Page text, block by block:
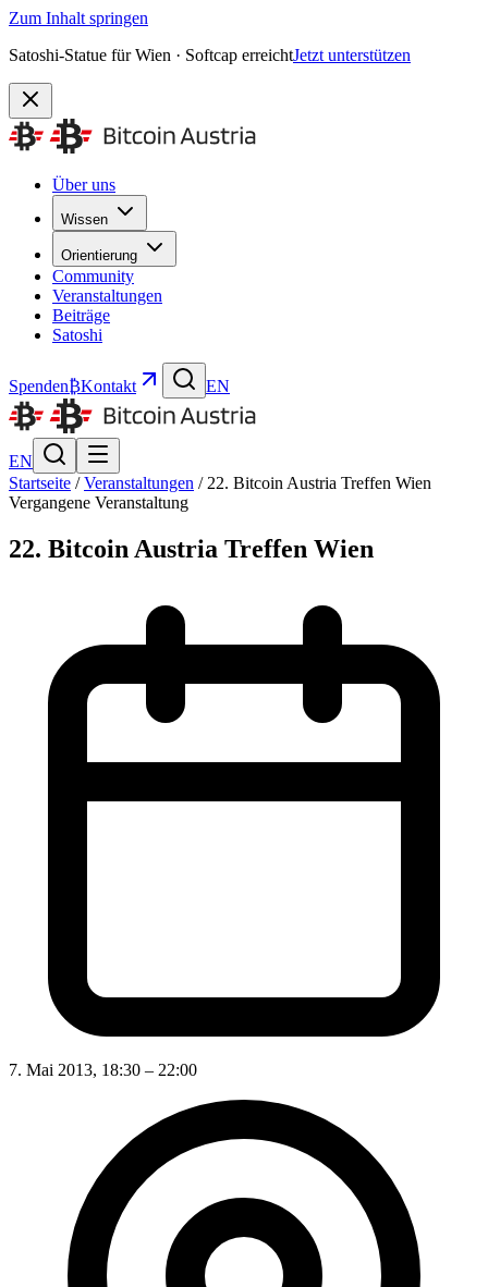
Zum Inhalt springen
Satoshi-Statue für Wien · Softcap erreichtJetzt unterstützen
Über uns
Wissen
Orientierung
Community
Veranstaltungen
Beiträge
Satoshi
Spenden₿Kontakt EN
EN
Startseite / Veranstaltungen / 22. Bitcoin Austria Treffen Wien
Vergangene Veranstaltung
22. Bitcoin Austria Treffen Wien
7. Mai 2013, 18:30 – 22:00